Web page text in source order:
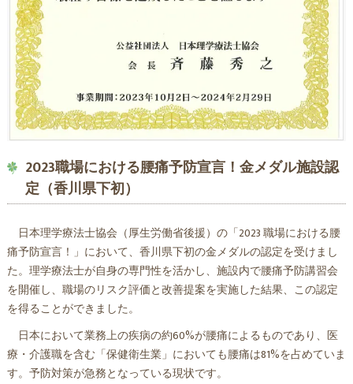
2023職場における腰痛予防宣言！金メダル施設認
定（香川県下初）
日本理学療法士協会（厚生労働省後援）の「2023 職場における腰
痛予防宣言！」において、香川県下初の金メダルの認定を受けまし
た。理学療法士が自身の専門性を活かし、施設内で腰痛予防講習会
を開催し、職場のリスク評価と改善提案を実施した結果、この認定
を得ることができました。
日本において業務上の疾病の約60%が腰痛によるものであり、医
療・介護職を含む「保健衛生業」においても腰痛は81%を占めていま
す。予防対策が急務となっている現状です。